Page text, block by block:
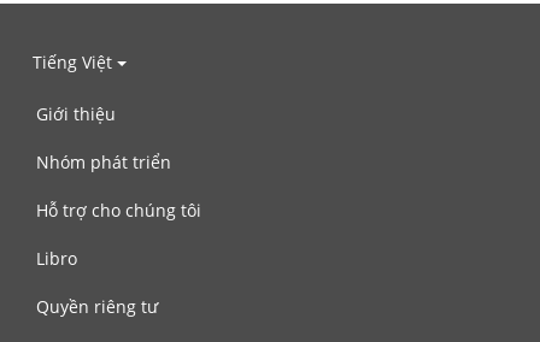
Tiếng Việt
Giới thiệu
Nhóm phát triển
Hỗ trợ cho chúng tôi
Libro
Quyền riêng tư